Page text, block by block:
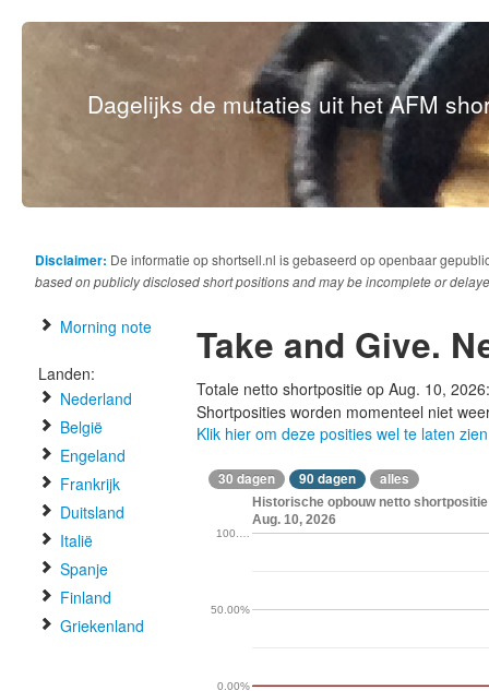
Dagelijks de mutaties uit het AFM
Disclaimer: De informatie op shortsell.nl is gebaseerd op openbaar
based on publicly disclosed short positions and may be incomplete or
Morning note
Landen:
Nederland
België
Engeland
Frankrijk
Duitsland
Italië
Spanje
Finland
Griekenland
Take and Give.
Totale netto shortpositie op Aug. 10,
Shortposities worden momenteel niet
Klik hier om deze posities wel te laten zien
30 dagen 90 dagen alles
Historische opbouw netto
Aug. 10, 2026
0.00%
50.00%
100.…